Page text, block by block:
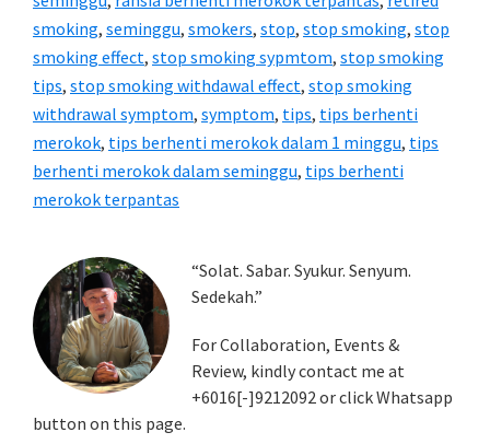
smoking, seminggu, smokers, stop, stop smoking, stop
smoking effect, stop smoking sypmtom, stop smoking
tips, stop smoking withdawal effect, stop smoking
withdrawal symptom, symptom, tips, tips berhenti
merokok, tips berhenti merokok dalam 1 minggu, tips
berhenti merokok dalam seminggu, tips berhenti
merokok terpantas
Primary
Sidebar
“Solat. Sabar. Syukur. Senyum.
Sedekah.”
For Collaboration, Events &
Review, kindly contact me at
+6016[-]9212092 or click Whatsapp
button on this page.